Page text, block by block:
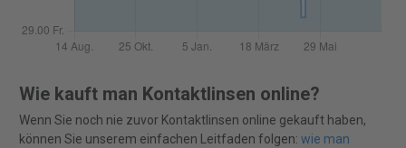
Wie kauft man Kontaktlinsen online?
Wenn Sie noch nie zuvor Kontaktlinsen online gekauft haben,
können Sie unserem einfachen Leitfaden folgen: wie man